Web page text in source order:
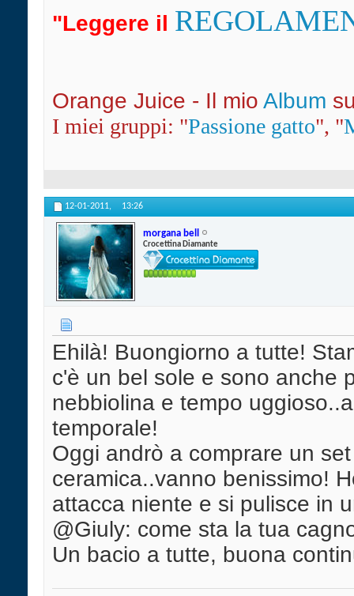
"Leggere il
Orange Juice - Il mio Album
I miei gruppi: "Passione gatto", "
12-01-2011, 13:26
morgana bell
Crocettina Diamante
Ehilà! Buongiorno a tutte!
c'è un bel sole e sono anche
nebbiolina e tempo
temporale!
Oggi andrò a comprare un
ceramica..vanno benissimo!
attacca niente e si pulisce in
@Giuly: come sta la tua
Un bacio a tutte, buona